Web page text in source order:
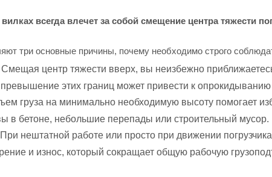
всегда влечет за собой смещение центра тяжести
три основные причины, почему необходимо строго
Смещая центр тяжести вверх, вы неизбежно
превышение этих границ может привести к
груза на минимально необходимую высоту помогает
в бетоне, небольшие перепады или строительный мусор.
При нештатной работе или просто при движении
и износ, который сокращает общую рабочую